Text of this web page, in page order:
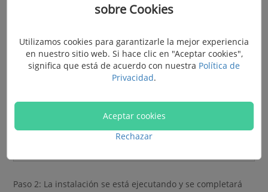
Paso 2: La instalación se está ejecutando y se completará
sobre Cookies
Utilizamos cookies para garantizarle la mejor experiencia
en nuestro sitio web. Si hace clic en "Aceptar cookies",
significa que está de acuerdo con nuestra Política de
Privacidad.
Aceptar cookies
Rechazar